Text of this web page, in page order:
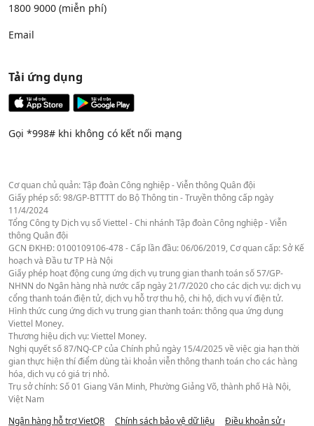
1800 9000 (miễn phí)
Email
Tải ứng dụng
Gọi *998# khi không có kết nối mạng
Cơ quan chủ quản: Tập đoàn Công nghiệp - Viễn thông Quân đội
Giấy phép số: 98/GP-BTTTT do Bộ Thông tin - Truyền thông cấp ngày
11/4/2024
Tổng Công ty Dịch vụ số Viettel - Chi nhánh Tập đoàn Công nghiệp - Viễn
thông Quân đội
GCN ĐKHĐ: 0100109106-478 - Cấp lần đầu: 06/06/2019, Cơ quan cấp: Sở Kế
hoạch và Đầu tư TP Hà Nội
Giấy phép hoạt động cung ứng dịch vụ trung gian thanh toán số 57/GP-
NHNN do Ngân hàng nhà nước cấp ngày 21/7/2020 cho các dịch vụ: dịch vụ
cổng thanh toán điện tử, dịch vụ hỗ trợ thu hộ, chi hộ, dịch vụ ví điện tử.
Hình thức cung ứng dịch vụ trung gian thanh toán: thông qua ứng dụng
Viettel Money.
Thương hiệu dịch vụ: Viettel Money.
Nghị quyết số 87/NQ-CP của Chính phủ ngày 15/4/2025 về việc gia hạn thời
gian thực hiện thí điểm dùng tài khoản viễn thông thanh toán cho các hàng
hóa, dịch vụ có giá trị nhỏ.
Trụ sở chính: Số 01 Giang Văn Minh, Phường Giảng Võ, thành phố Hà Nội,
Việt Nam
Ngân hàng hỗ trợ VietQR
Chính sách bảo vệ dữ liệu Điều khoản sử dụng